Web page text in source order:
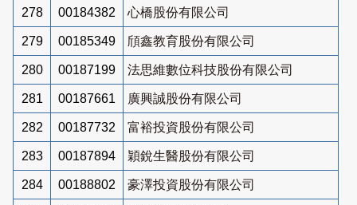
278 00184382 心橋股份有限公司
279 00185349 頎鑫教育股份有限公司
280 00187199 法思維數位科技股份有限公司
281 00187661 廣興誠股份有限公司
282 00187732 富裕投資股份有限公司
283 00187894 穎銳生醫股份有限公司
284 00188802 豪澤投資股份有限公司